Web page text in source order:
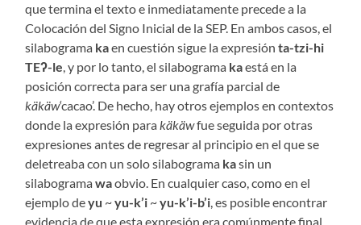
que termina el texto e inmediatamente precede a la
Colocación del Signo Inicial de la SEP. En ambos casos, el
silabograma kaen cuestión sigue la expresiónta-tzi-hi
TEʔ-le, y por lo tanto, el silabograma kaestá en la
posición correcta para ser una grafía parcial de
käkäw‘cacao’. De hecho, hay otros ejemplos en contextos
donde la expresión parakäkäwfue seguida por otras
expresiones antes de regresar al principio en el que se
deletreaba con un solo silabograma kasin un
silabogramawaobvio. En cualquier caso, como en el
ejemplo deyu ~yu-k’i ~yu-k’i-b’i, es posible encontrar
evidencia de que esta expresión era comúnmente final